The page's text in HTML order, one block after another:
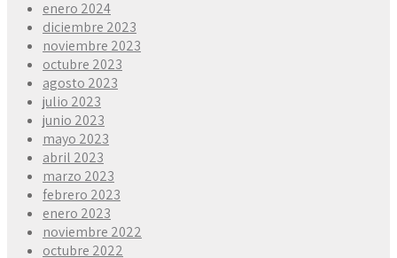
enero 2024
diciembre 2023
noviembre 2023
octubre 2023
agosto 2023
julio 2023
junio 2023
mayo 2023
abril 2023
marzo 2023
febrero 2023
enero 2023
noviembre 2022
octubre 2022